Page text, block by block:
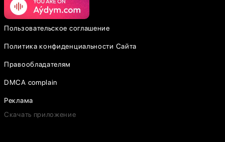
Пользовательское соглашение
Политика конфиденциальности Сайта
Правообладателям
DMCA complain
Реклама
Скачать приложение